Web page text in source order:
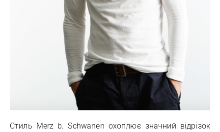
Стиль Merz b. Schwanen охоплює значний відрізок